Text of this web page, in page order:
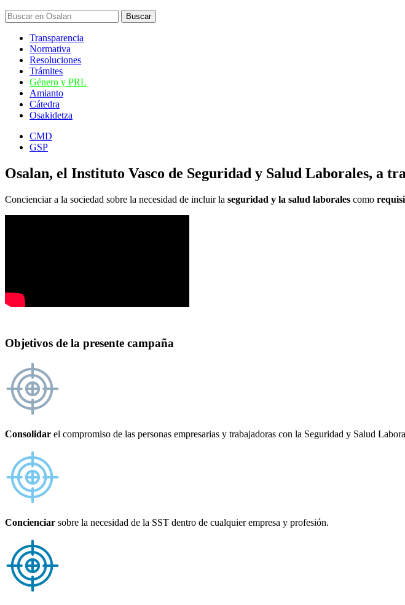
Transparencia
Normativa
Resoluciones
Trámites
Género y PRL
Amianto
Cátedra
Osakidetza
CMD
GSP
Osalan, el Instituto Vasco de Seguridad y Salud Laborales, a
Concienciar a la sociedad sobre la necesidad de incluir la seguridad y la salud laborales como
Objetivos de la presente campaña
Consolidar el compromiso de las personas empresarias y trabajadoras con la Seguridad y Salud
Concienciar sobre la necesidad de la SST dentro de cualquier empresa y profesión.